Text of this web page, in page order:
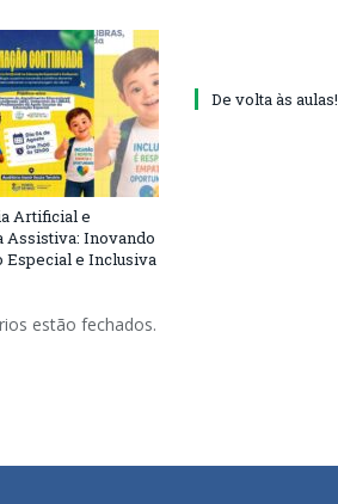
Artificial e
Assistiva: Inovando
Especial e Inclusiva
De volta às aulas!
estão fechados.